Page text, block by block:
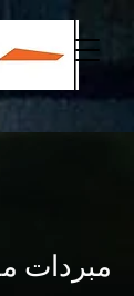
مبردات